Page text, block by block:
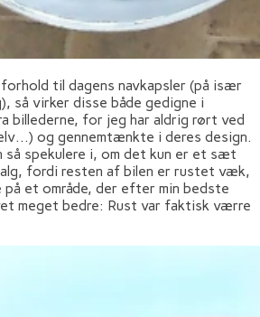
forhold til dagens navkapsler (på især
så virker disse både gedigne i
billederne, for jeg har aldrig rørt ved
og gennemtænkte i deres design.
spekulere i, om det kun er et sæt
fordi resten af bilen er rustet væk,
på et område, der efter min bedste
meget bedre: Rust var faktisk værre